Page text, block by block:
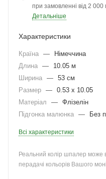
при замовленні від 2 000
Детальніше
Характеристики
Країна —
Німеччина
Длина —
10.05 м
Ширина — 53 см
Размер — 0.53 x 10.05
Матеріал
— Флізелін
Підгонка малюнка — Без
Всі характеристики
Реальний колір шпалер може
перадачі кольорів Вашого